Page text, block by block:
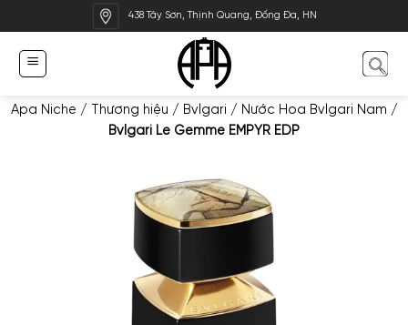
qua
dung
438 Tây Sơn, Thịnh Quang, Đống Đa, HN
Apa Niche / Thương hiệu / Bvlgari / Nước Hoa Bvlgari Nam /
Bvlgari Le Gemme EMPYR EDP